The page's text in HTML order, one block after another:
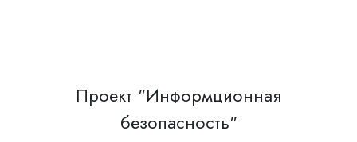
Проект "Информционная
безопасность"